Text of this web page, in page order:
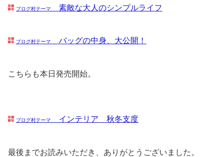
ブログ村テーマ 素敵な大人のシンプルライフ
ブログ村テーマ バッグの中身、大公開！
こちらも本日発売開始。
ブログ村テーマ インテリア 秋冬支度
最後までお読みいただき、ありがとうございました。